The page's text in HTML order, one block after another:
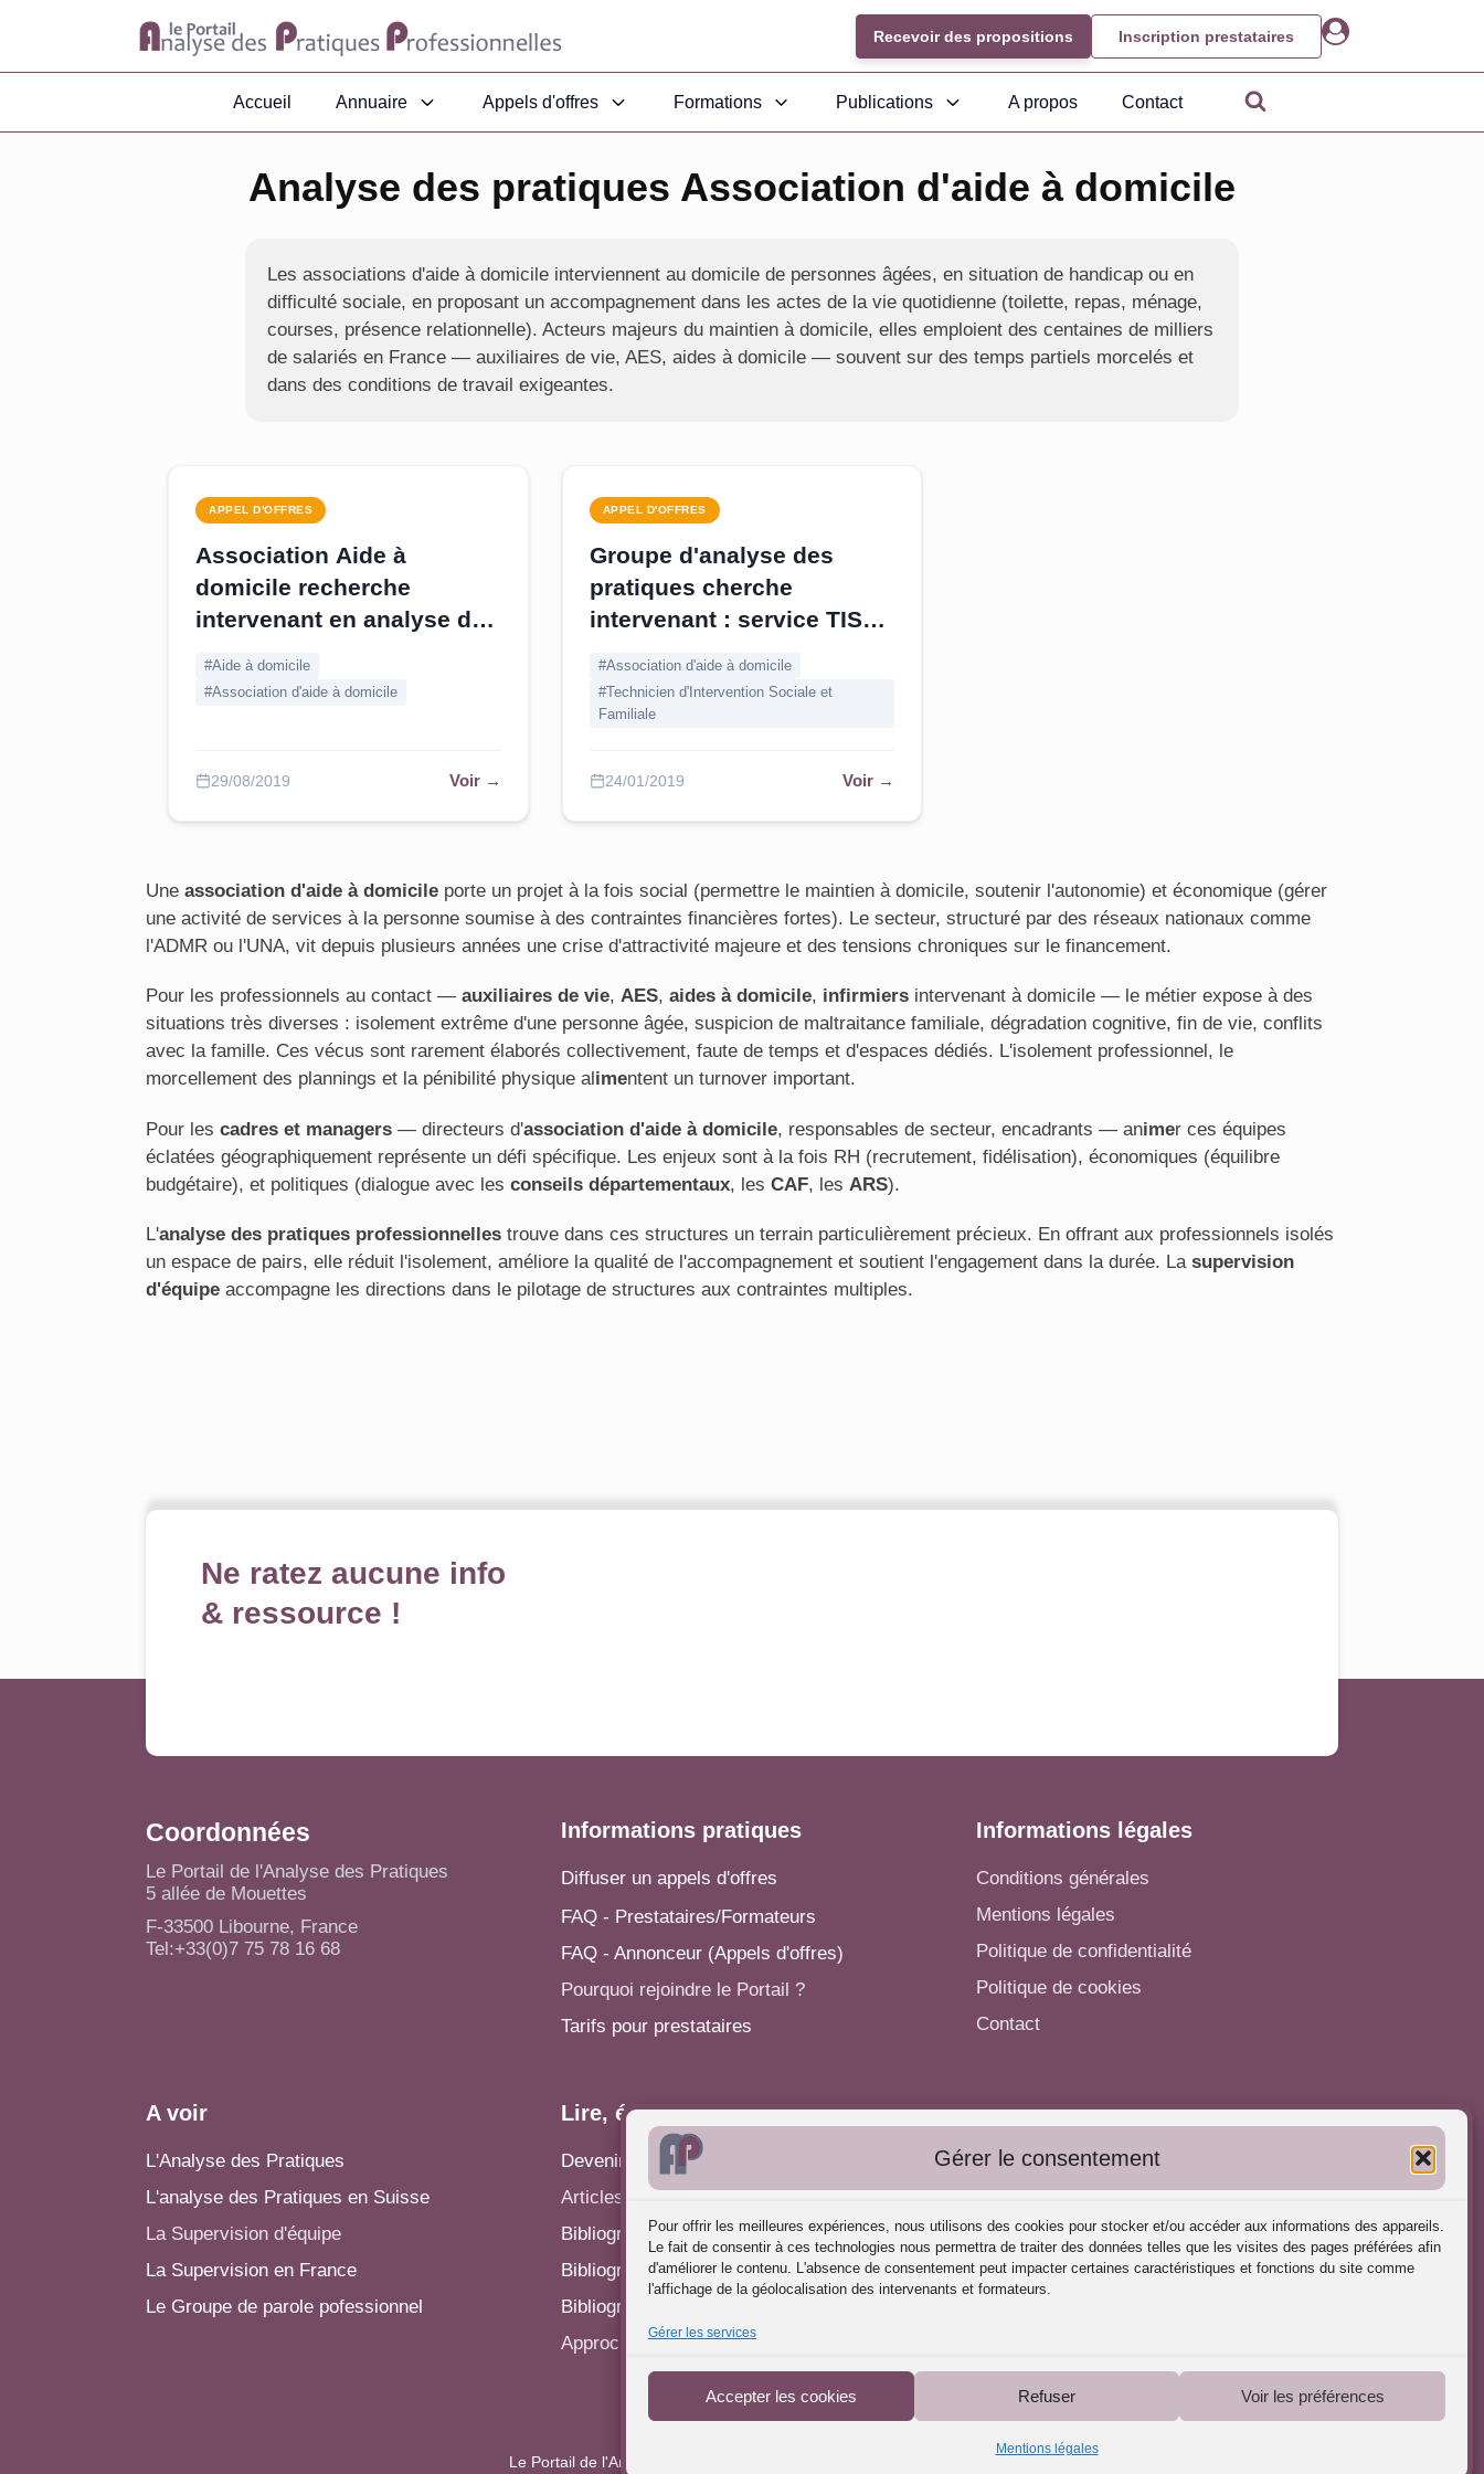
Gérer le consentement
Pour offrir les meilleures expériences, nous utilisons des cookies pour stocker et/ou accéder aux informations des appareils.
Le fait de consentir à ces technologies nous permettra de traiter des données telles que les visites des pages préférées afin
d'améliorer le contenu. L'absence de consentement peut impacter certaines caractéristiques et fonctions du site comme
l'affichage de la géolocalisation des intervenants et formateurs.
Gérer les services
Accepter les cookies Refuser Voir les préférences
Mentions légales
Recevoir des propositions Inscription prestataires
Accueil Annuaire Appels d'offres Formations Publications A propos Contact
Analyse des pratiques Association d'aide à domicile
Les associations d'aide à domicile interviennent au domicile de personnes âgées, en situation de handicap ou en
difficulté sociale, en proposant un accompagnement dans les actes de la vie quotidienne (toilette, repas, ménage,
courses, présence relationnelle). Acteurs majeurs du maintien à domicile, elles emploient des centaines de milliers
de salariés en France — auxiliaires de vie, AES, aides à domicile — souvent sur des temps partiels morcelés et
dans des conditions de travail exigeantes.
APPEL D'OFFRES
Association Aide à
domicile recherche
intervenant en analyse de
- Isère
#Aide à domicile
#Association d'aide à domicile
29/08/2019 Voir →
APPEL D'OFFRES
Groupe d'analyse des
pratiques cherche
intervenant : service TISF -
#Association d'aide à domicile
#Technicien d'Intervention Sociale et
Familiale
24/01/2019 Voir →
Une association d'aide à domicile porte un projet à la fois social (permettre le maintien à domicile, soutenir l'autonomie) et économique (gérer
une activité de services à la personne soumise à des contraintes financières fortes). Le secteur, structuré par des réseaux nationaux comme
l'ADMR ou l'UNA, vit depuis plusieurs années une crise d'attractivité majeure et des tensions chroniques sur le financement.
Pour les professionnels au contact — auxiliaires de vie, AES, aides à domicile, infirmiers intervenant à domicile — le métier expose à des
situations très diverses : isolement extrême d'une personne âgée, suspicion de maltraitance familiale, dégradation cognitive, fin de vie, conflits
avec la famille. Ces vécus sont rarement élaborés collectivement, faute de temps et d'espaces dédiés. L'isolement professionnel, le
morcellement des plannings et la pénibilité physique al imentent un turnover important.
Pour les cadres et managers — directeurs d'association d'aide à domicile, responsables de secteur, encadrants — animer ces équipes
éclatées géographiquement représente un défi spécifique. Les enjeux sont à la fois RH (recrutement, fidélisation), économiques (équilibre
budgétaire), et politiques (dialogue avec les conseils départementaux, les CAF, les ARS).
L'analyse des pratiques professionnelles trouve dans ces structures un terrain particulièrement précieux. En offrant aux professionnels isolés
un espace de pairs, elle réduit l'isolement, améliore la qualité de l'accompagnement et soutient l'engagement dans la durée. La supervision
d'équipe accompagne les directions dans le pilotage de structures aux contraintes multiples.
Ne ratez aucune info
& ressource !
Coordonnées
Le Portail de l'Analyse des Pratiques
5 allée de Mouettes
F-33500 Libourne, France
Tel:+33(0)7 75 78 16 68
Informations pratiques
Diffuser un appels d'offres
FAQ - Prestataires/Formateurs
FAQ - Annonceur (Appels d'offres)
Pourquoi rejoindre le Portail ?
Tarifs pour prestataires
Informations légales
Conditions générales
Mentions légales
Politique de confidentialité
Politique de cookies
Contact
A voir
L'Analyse des Pratiques
L'analyse des Pratiques en Suisse
La Supervision d'équipe
La Supervision en France
Le Groupe de parole pofessionnel
Lire, écrire...
Devenir rédacteur
Articles - Actualités
Bibliographie: Analyse des Pratiques
Bibliographie: Supervision
Bibliographie: Autres méthodes
Approches de l'Analyse des pratiques
Autres informations
S'inscrire dans l'Annuaire
Charte déontologique
Références d'intervention
Le Portail de l'Analyse des Pratiques © 2025 - Tous droits réservés